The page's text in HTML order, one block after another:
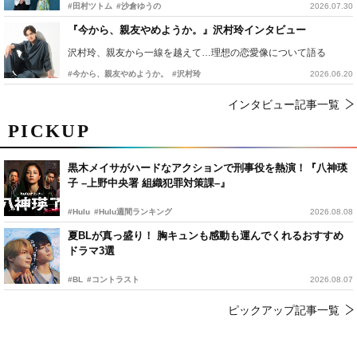
PICKUP
黒木メイサがハードなアクションで刑事役を熱演！『八神瑛
子 –上野中央署 組織犯罪対策課–』
#Hulu #Hulu週間ランキング 2026.08.08
夏BLが真っ盛り！ 胸キュンも感動も運んでくれるおすすめ
ドラマ3選
#BL #コントラスト 2026.08.07
ピックアップ記事一覧
#田村ツトム #沙倉ゆうの 2026.07.30
『今から、親友やめようか。』沢村玲インタビュー
沢村玲、親友から一線を越えて…理想の恋愛像について語る
#今から、親友やめようか。 #沢村玲 2026.06.20
インタビュー記事一覧